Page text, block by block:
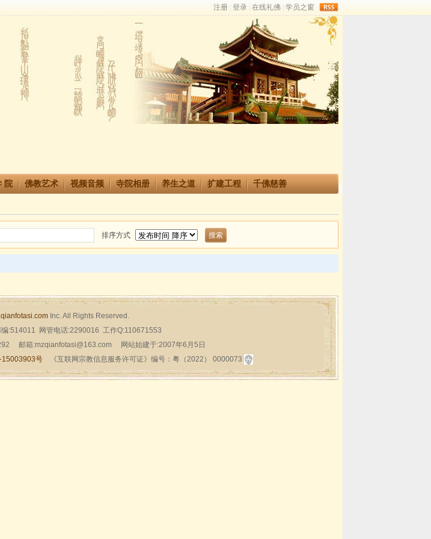
院 佛教艺术 视频音频 寺院相册 养生之道 扩建工程 千佛慈善
排序方式
Inc. All Rights Reserved.
:514011 网管电话:2290016 工作Q:110671553
邮箱:mzqianfotasi@163.com 网站始建于:2007年6月5日
15003903号 《互联网宗教信息服务许可证》编号：粤（2022） 0000073